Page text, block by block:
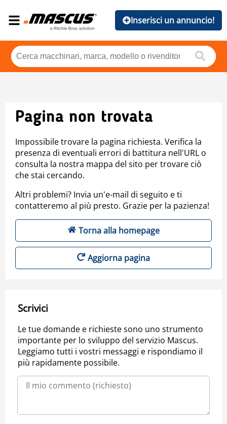
Inserisci un annuncio!
Pagina non trovata
Impossibile trovare la pagina richiesta. Verifica la
presenza di eventuali errori di battitura nell'URL o
consulta la nostra mappa del sito per trovare ciò
che stai cercando.
Altri problemi? Invia un'e-mail di seguito e ti
contatteremo al più presto. Grazie per la pazienza!
Torna alla homepage
Aggiorna pagina
Scrivici
Le tue domande e richieste sono uno strumento
importante per lo sviluppo del servizio Mascus.
Leggiamo tutti i vostri messaggi e rispondiamo il
più rapidamente possibile.